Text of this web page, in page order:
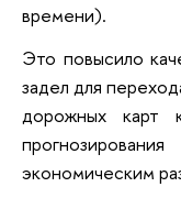
времени).
Это повысило
задел для
дорожных карт
экономическим